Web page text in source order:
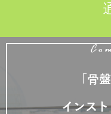
「骨
インス